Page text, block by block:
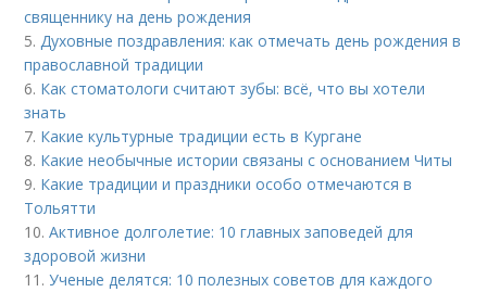
священнику на день рождения
5.Духовные поздравления: как отмечать день рождения в
православной традиции
6. Как стоматологи считают зубы: всё, что вы хотели
знать
7. Какие культурные традиции есть в Кургане
8. Какие необычные истории связаны с основанием Читы
9. Какие традиции и праздники особо отмечаются в
Тольятти
10.Активное долголетие: 10 главных заповедей для
здоровой жизни
11.Ученые делятся: 10 полезных советов для каждого